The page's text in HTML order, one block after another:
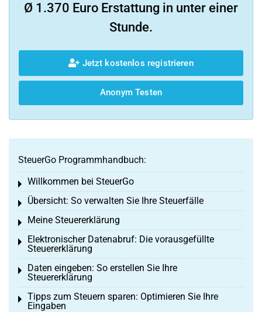
Ø 1.370 Euro Erstattung in unter einer
Stunde.
Jetzt kostenlos registrieren
Anonym Testen
SteuerGo Programmhandbuch:
Willkommen bei SteuerGo
Toggle menu
Übersicht: So verwalten Sie Ihre Steuerfälle
Toggle menu
Meine Steuererklärung
Toggle menu
Elektronischer Datenabruf: Die vorausgefüllte
Steuererklärung
Toggle menu
Daten eingeben: So erstellen Sie Ihre
Steuererklärung
Toggle menu
Tipps zum Steuern sparen: Optimieren Sie Ihre
Eingaben
Toggle menu